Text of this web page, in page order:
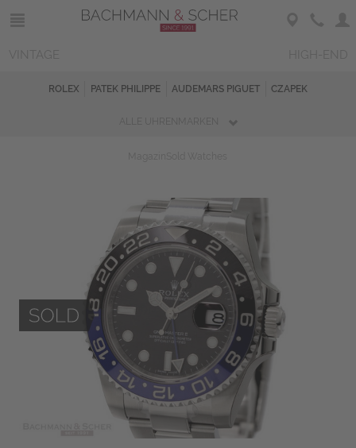
ROLEX PATEK PHILIPPE AUDEMARS PIGUET CZAPEK